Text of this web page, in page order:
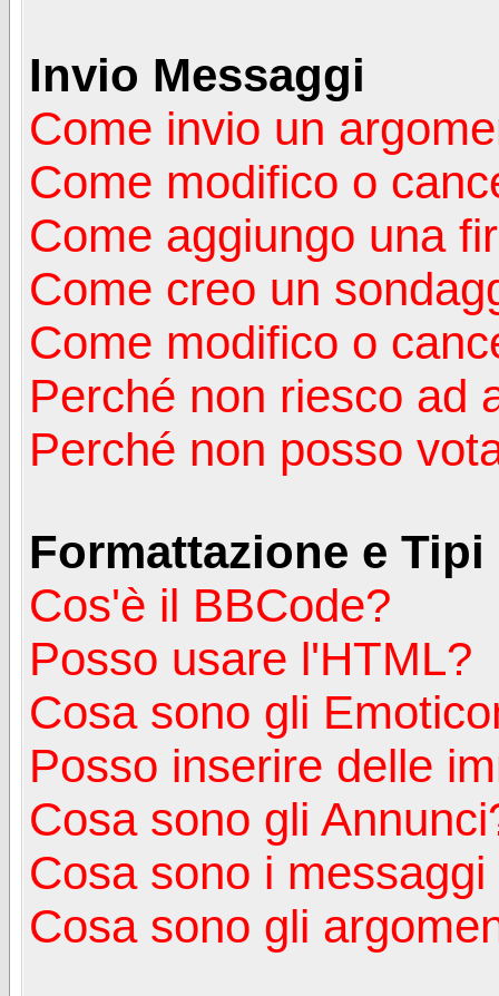
Invio Messaggi
Come invio un
Come modifico o
Come aggiungo una
Come creo un
Come modifico o
Perché non riesco ad
Perché non posso
Formattazione e
Cos'è il BBCode?
Posso usare l'HTML?
Cosa sono gli
Posso inserire delle
Cosa sono gli
Cosa sono i
Cosa sono gli